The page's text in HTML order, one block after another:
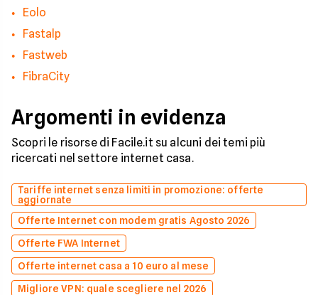
Eolo
Fastalp
Fastweb
FibraCity
Argomenti in evidenza
Scopri le risorse di Facile.it su alcuni dei temi più
ricercati nel settore internet casa.
Tariffe internet senza limiti in promozione: offerte
aggiornate
Offerte Internet con modem gratis Agosto 2026
Offerte FWA Internet
Offerte internet casa a 10 euro al mese
Migliore VPN: quale scegliere nel 2026